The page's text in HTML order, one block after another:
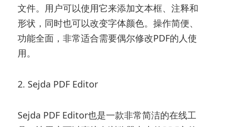
文件。用户可以使用它来添加文本框、注释和
形状，同时也可以改变字体颜色。操作简便、
功能全面，非常适合需要偶尔修改PDF的人使
用。
2. Sejda PDF Editor
Sejda PDF Editor也是一款非常简洁的在线工